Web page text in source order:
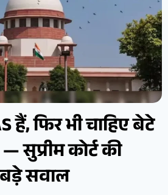
हैं, फिर भी चाहिए बेटे
सुप्रीम कोर्ट की
सवाल